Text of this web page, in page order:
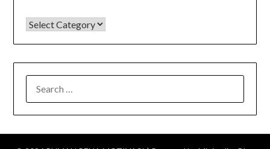
KATEGORI
FOR: